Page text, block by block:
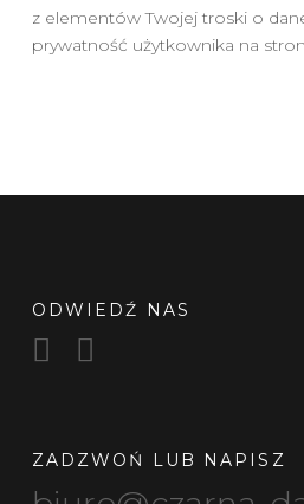
z elementów Twojej troski o
prywatność użytkownika na
ODWIEDŹ NAS
ZADZWOŃ LUB NAPISZ